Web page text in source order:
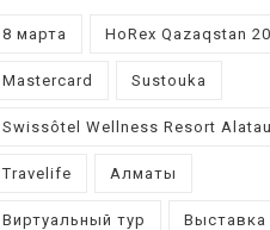
8 марта HoRex Qazaqstan
Mastercard Sustouka
Swissôtel Wellness Resort
Travelife Алматы
Виртуальный тур Выставка